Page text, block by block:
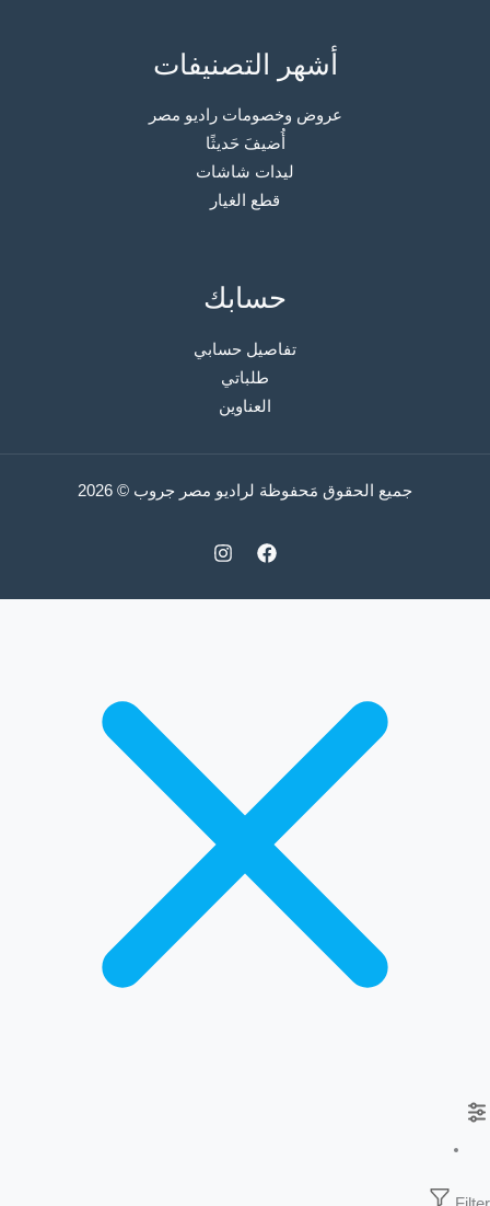
أشهر التصنيفات
عروض وخصومات راديو مصر
أُضيفَ حَديثًا
ليدات شاشات
قطع الغيار
حسابك
تفاصيل حسابي
طلباتي
العناوين
جميع الحقوق مَحفوظة لراديو مصر جروب © 2026